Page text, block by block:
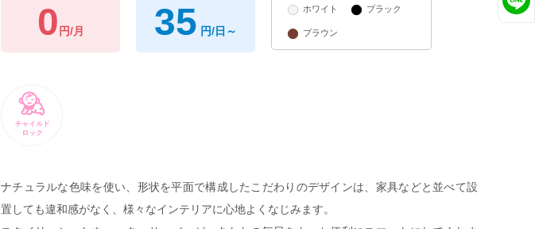
0 円/月 35 円/日～
ホワイト ブラック
ブラウン
ナチュラルな色味を使い、形状を平面で構成したこだわりのデザインは、家具などと並べて設
置しても違和感がなく、様々なインテリアに心地よくなじみます。